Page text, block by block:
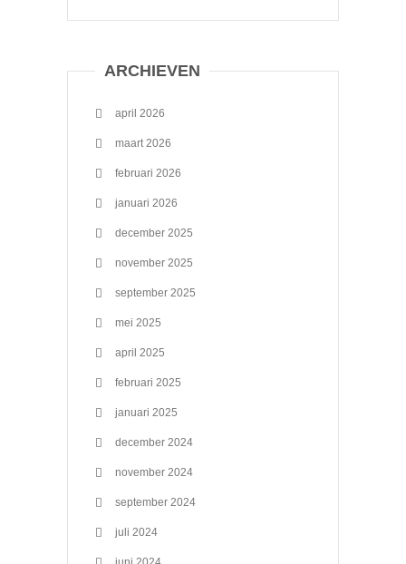
ARCHIEVEN
april 2026
maart 2026
februari 2026
januari 2026
december 2025
november 2025
september 2025
mei 2025
april 2025
februari 2025
januari 2025
december 2024
november 2024
september 2024
juli 2024